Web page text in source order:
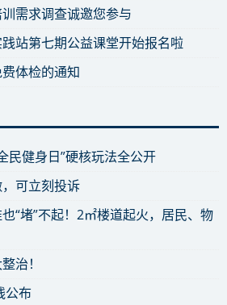
需求调查诚邀您参与
站第七期公益课堂开始报名啦
体检的通知
民健身日”硬核玩法全公开
可立刻投诉
“堵”不起！2㎡楼道起火，居民、物
治！
公布